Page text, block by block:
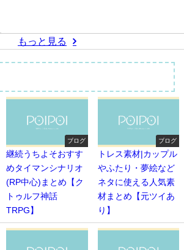
もっと見る
ブログ
継続うちよそおすす
めタイマンシナリオ
(RP中心)まとめ【ク
トゥルフ神話
TRPG】
ブログ
トレス素材|カップル
やふたり・夢絵など
ネタに使える人気素
材まとめ【元ツイあ
り】